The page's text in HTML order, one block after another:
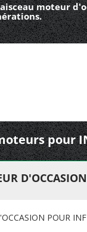
moteur
pour
POUR